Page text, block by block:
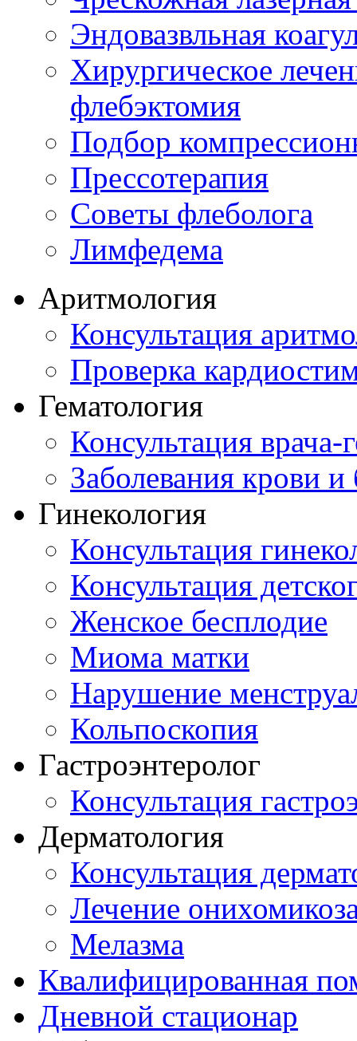
Эндовазвльная
Хирургическое
флебэктомия
Подбор
Прессотерапия
Советы флеболога
Лимфедема
Аритмология
Консультация
Проверка
Гематология
Консультация врача-
Заболевания крови и
Гинекология
Консультация
Консультация
Женское бесплодие
Миома матки
Нарушение
Кольпоскопия
Гастроэнтеролог
Консультация
Дерматология
Консультация
Лечение
Мелазма
Квалифицированная
Дневной стационар